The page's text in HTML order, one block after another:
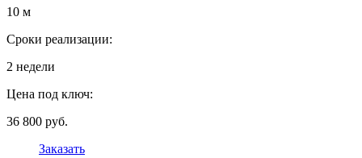
10 м
Сроки реализации:
2 недели
Цена под ключ:
36 800 руб.
Заказать